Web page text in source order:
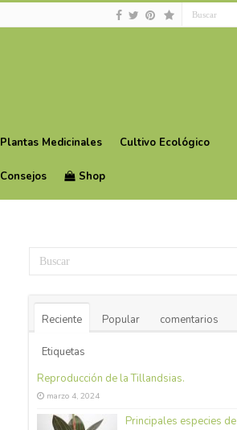
Plantas Medicinales Cultivo Ecológico
Consejos Shop
Reciente Popular comentarios
Etiquetas
Reproducción de la Tillandsias.
marzo 4, 2024
Principales especies de